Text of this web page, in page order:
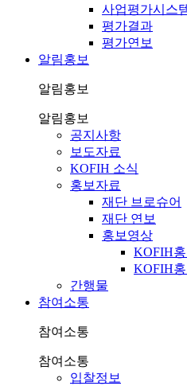
사업평가시스
평가결과
평가연보
알림홍보
알림홍보
알림홍보
공지사항
보도자료
KOFIH 소식
홍보자료
재단 브로슈어
재단 연보
홍보영상
KOFIH
KOFIH
간행물
참여소통
참여소통
참여소통
입찰정보